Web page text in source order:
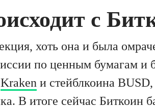
с
хоть она и была
по ценным бумагам
Kraken и стейблкоина
В итоге сейчас Биткоин